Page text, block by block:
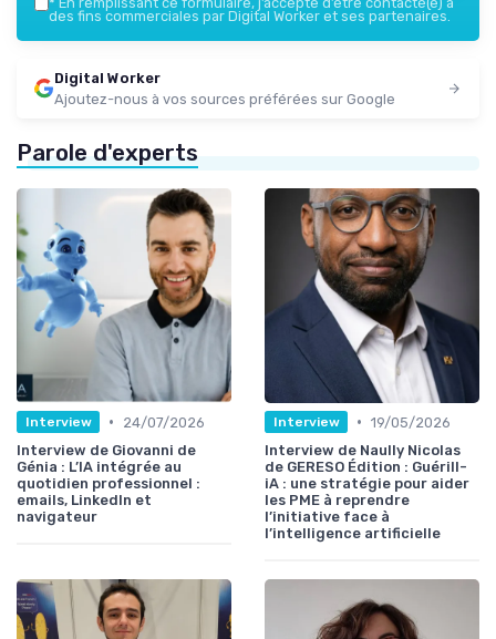
des fins commerciales par Digital Worker et ses partenaires.
Digital Worker
Ajoutez-nous à vos sources préférées sur Google
Parole d'experts
Interview •
24/07/2026
Interview de Giovanni de
Génia : L’IA intégrée au
quotidien professionnel :
emails, LinkedIn et
navigateur
Interview • 19/05/2026
Interview de Naully Nicolas
de GERESO Édition : Guérill-
iA : une stratégie pour aider
les PME à reprendre
l’initiative face à
l’intelligence artificielle